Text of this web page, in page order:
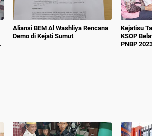
Aliansi BEM Al Washliya Rencana
Demo di Kejati Sumut
Kejatisu
KSOP
PNBP